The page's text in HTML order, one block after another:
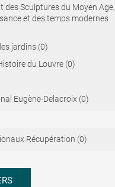
des Sculptures du Moyen Age,
et des temps modernes
jardins (0)
du Louvre (0)
Eugène-Delacroix (0)
Récupération (0)